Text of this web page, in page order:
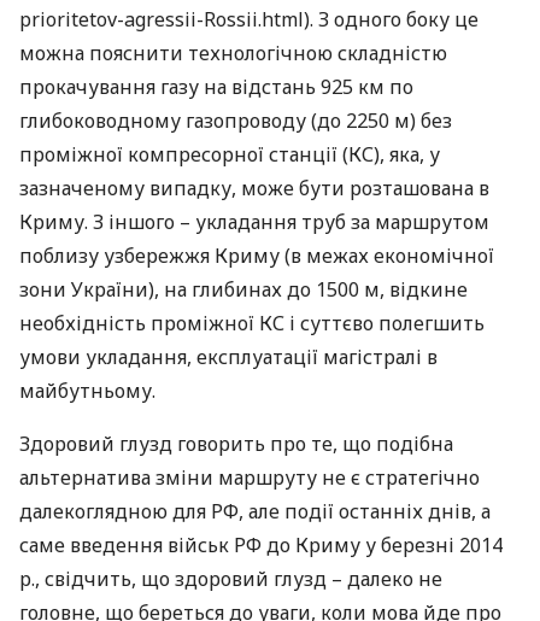
prioritetov-agressii-Rossii.html). З одного боку це
можна пояснити технологічною складністю
прокачування газу на відстань 925 км по
глибоководному газопроводу (до 2250 м) без
проміжної компресорної станції (КС), яка, у
зазначеному випадку, може бути розташована в
Криму. З іншого – укладання труб за маршрутом
поблизу узбережжя Криму (в межах економічної
зони України), на глибинах до 1500 м, відкине
необхідність проміжної КС і суттєво полегшить
умови укладання, експлуатації магістралі в
майбутньому.
Здоровий глузд говорить про те, що подібна
альтернатива зміни маршруту не є стратегічно
далекоглядною для РФ, але події останніх днів, а
саме введення військ РФ до Криму у березні 2014
р., свідчить, що здоровий глузд – далеко не
головне, що береться до уваги, коли мова йде про